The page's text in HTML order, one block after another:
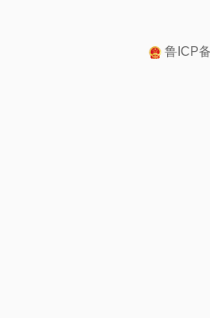
鲁ICP